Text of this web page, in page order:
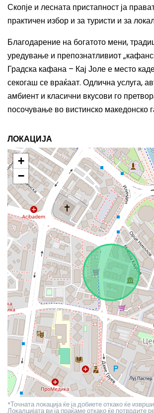
Скопје и лесната пристапност ја
практичен избор и за туристи и за
Благодарение на богатото мени,
уредување и препознатливиот
Градска кафана – Кај Јоле е место
секогаш се враќаат. Одлична услуга,
амбиент и класични вкусови го
посочување во вистинско македонско
ЛОКАЦИЈА
+
−
*Точната локација ќе ја добиете откако ќе
Локалцијата ви ја праќаме откако ќе потврдите